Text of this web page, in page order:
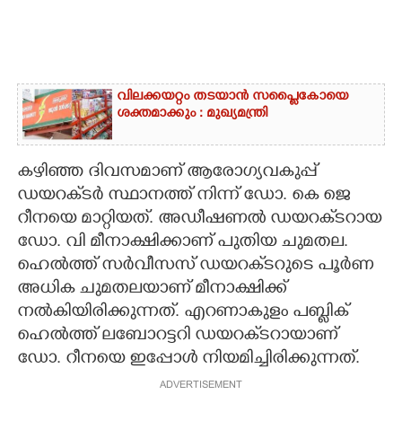
വിലക്കയറ്റം തടയാൻ സപ്ലൈകോയെ
ശക്തമാക്കും : മുഖ്യമന്ത്രി
കഴിഞ്ഞ ദിവസമാണ് ആരോഗ്യവകുപ്പ്
ഡയറക്‌ടർ സ്ഥാനത്ത് നിന്ന് ഡോ. കെ ജെ
റീനയെ മാറ്റിയത്. അഡീഷണൽ ഡയറക്‌ടറായ
ഡോ. വി മീനാക്ഷിക്കാണ് പുതിയ ചുമതല.
ഹെൽത്ത് സർവീസസ് ഡയറക്‌ടറുടെ പൂർണ
അധിക ചുമതലയാണ് മീനാക്ഷിക്ക്
നൽകിയിരിക്കുന്നത്. എറണാകുളം പബ്ലിക്
ഹെൽത്ത് ലബോറട്ടറി ഡയറക്‌ടറായാണ്
ഡോ. റീനയെ ഇപ്പോൾ നിയമിച്ചിരിക്കുന്നത്.
ADVERTISEMENT